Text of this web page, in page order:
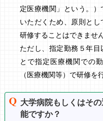
定医療機関」という。
いただくため、原則と
研修することはできません
ただし、指定勤務５年
とで指定医療機関での
（医療機関等）で研修を
大学病院もしくはそ
能ですか？